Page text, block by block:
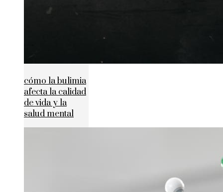
cómo la bulimia
afecta la calidad
de vida y la
salud mental